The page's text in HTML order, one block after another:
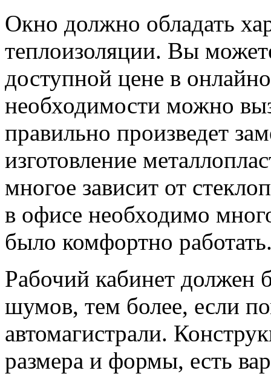
Окно должно обладать
теплоизоляции. Вы
доступной цене в
необходимости можно
правильно произведет
изготовление
многое зависит от
в офисе необходимо
было комфортно
Рабочий кабинет
шумов, тем более, если
автомагистрали.
размера и формы, есть